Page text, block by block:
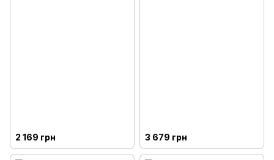
2 169 грн 3 679 грн